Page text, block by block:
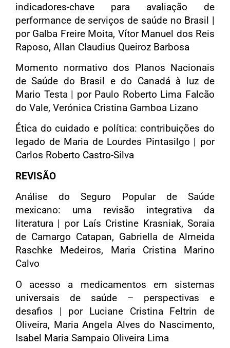
indicadores-chave para avaliação de
performance de serviços de saúde no Brasil |
por Galba Freire Moita, Vítor Manuel dos Reis
Raposo, Allan Claudius Queiroz Barbosa
Momento normativo dos Planos Nacionais
de Saúde do Brasil e do Canadá à luz de
Mario Testa | por Paulo Roberto Lima Falcão
do Vale, Verónica Cristina Gamboa Lizano
Ética do cuidado e política: contribuições do
legado de Maria de Lourdes Pintasilgo | por
Carlos Roberto Castro-Silva
REVISÃO
Análise do Seguro Popular de Saúde
mexicano: uma revisão integrativa da
literatura | por Laís Cristine Krasniak, Soraia
de Camargo Catapan, Gabriella de Almeida
Raschke Medeiros, Maria Cristina Marino
Calvo
O acesso a medicamentos em sistemas
universais de saúde – perspectivas e
desafios | por Luciane Cristina Feltrin de
Oliveira, Maria Angela Alves do Nascimento,
Isabel Maria Sampaio Oliveira Lima